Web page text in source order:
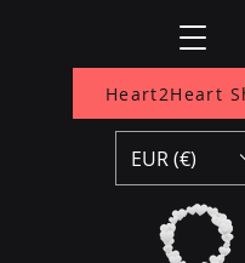
Heart2Heart
EUR (€)